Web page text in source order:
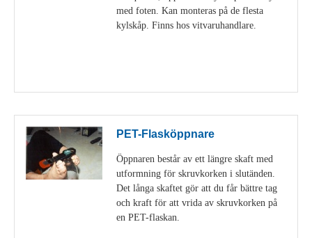
med foten. Kan monteras på de flesta
kylskåp. Finns hos vitvaruhandlare.
PET-Flasköppnare
Öppnaren består av ett längre skaft med
utformning för skruvkorken i slutänden.
Det långa skaftet gör att du får bättre tag
och kraft för att vrida av skruvkorken på
en PET-flaskan.